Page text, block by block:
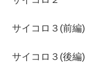
サイコロ３(前編)
サイコロ３(後編)